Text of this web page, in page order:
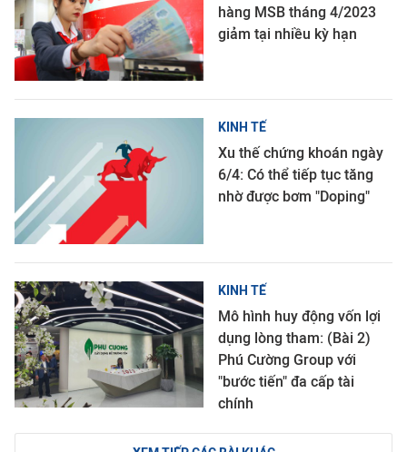
hàng MSB tháng 4/2023
giảm tại nhiều kỳ hạn
KINH TẾ
Xu thế chứng khoán ngày
6/4: Có thể tiếp tục tăng
nhờ được bơm "Doping"
KINH TẾ
Mô hình huy động vốn lợi
dụng lòng tham: (Bài 2)
Phú Cường Group với
"bước tiến" đa cấp tài
chính